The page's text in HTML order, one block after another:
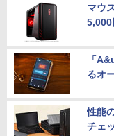
マウ
5,000
「
るオ
性能
チェ